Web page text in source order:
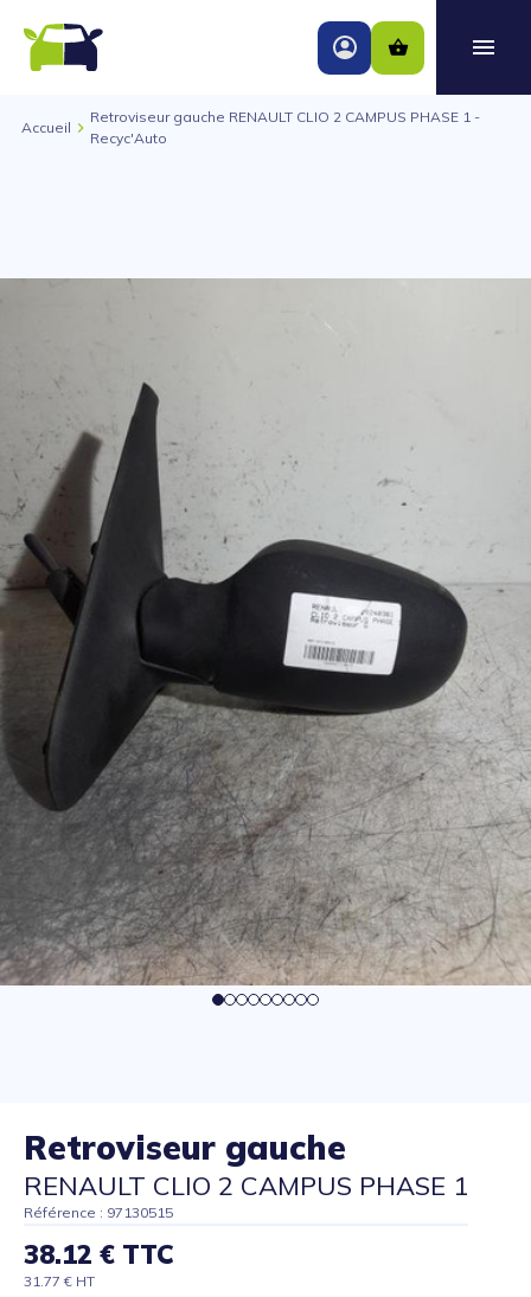
Accueil
Retroviseur gauche RENAULT CLIO 2 CAMPUS PHASE 1 -
Recyc'Auto
Retroviseur gauche
RENAULT CLIO 2 CAMPUS PHASE 1
Référence : 97130515
38.12 € TTC
31.77 € HT